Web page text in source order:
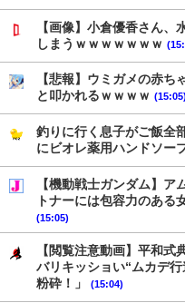
【画像】小倉優香さん
しまうｗｗｗｗｗｗｗ
【悲報】ウミガメの赤
と叩かれるｗｗｗｗ (15:05)
釣りに行く息子がご飯全
にビオレ薬用ハンドソー
【機動戦士ガンダム】
トナーには包容力のある
(15:05)
【閲覧注意動画】平和
バリキッショい“ムカデ
粉砕！」
(15:04)